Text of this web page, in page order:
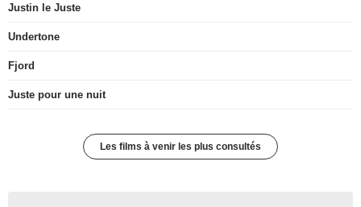
Justin le Juste
Undertone
Fjord
Juste pour une nuit
Les films à venir les plus consultés